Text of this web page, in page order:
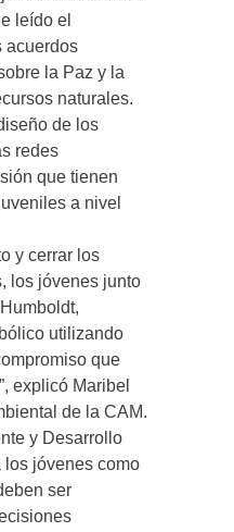
leído el
acuerdos
la Paz y la
naturales.
de los
redes
que tienen
a nivel
y cerrar los
los jóvenes junto
utilizando
que
explicó Maribel
de la CAM.
y Desarrollo
los jóvenes como
ser